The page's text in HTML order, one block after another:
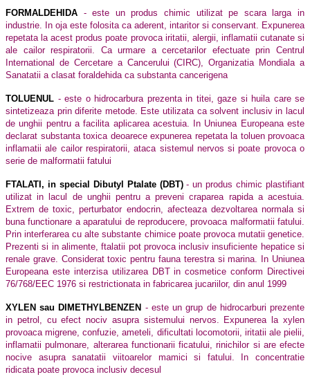
FORMALDEHIDA - este un produs chimic utilizat pe scara larga in
industrie. In oja este folosita ca aderent, intaritor si conservant. Expunerea
repetata la acest produs poate provoca iritatii, alergii, inflamatii cutanate si
ale cailor respiratorii. Ca urmare a cercetarilor efectuate prin Centrul
International de Cercetare a Cancerului (CIRC), Organizatia Mondiala a
Sanatatii a clasat foraldehida ca substanta cancerigena
TOLUENUL - este o hidrocarbura prezenta in titei, gaze si huila care se
sintetizeaza prin diferite metode. Este utilizata ca solvent inclusiv in lacul
de unghii pentru a facilita aplicarea acestuia. In Uniunea Europeana este
declarat substanta toxica deoarece expunerea repetata la toluen provoaca
inflamatii ale cailor respiratorii, ataca sistemul nervos si poate provoca o
serie de malformatii fatului
FTALATI, in special Dibutyl Ptalate (DBT)- un produs chimic plastifiant
utilizat in lacul de unghii pentru a preveni craparea rapida a acestuia.
Extrem de toxic, perturbator endocrin, afecteaza dezvoltarea normala si
buna functionare a aparatului de reproducere, provoaca malformatii fatului.
Prin interferarea cu alte substante chimice poate provoca mutatii genetice.
Prezenti si in alimente, ftalatii pot provoca inclusiv insuficiente hepatice si
renale grave. Considerat toxic pentru fauna terestra si marina. In Uniunea
Europeana este interzisa utilizarea DBT in cosmetice conform Directivei
76/768/EEC 1976 si restrictionata in fabricarea jucariilor, din anul 1999
XYLEN sau DIMETHYLBENZEN - este un grup de hidrocarburi prezente
in petrol, cu efect nociv asupra sistemului nervos. Expunerea la xylen
provoaca migrene, confuzie, ameteli, dificultati locomotorii, iritatii ale pielii,
inflamatii pulmonare, alterarea functionarii ficatului, rinichilor si are efecte
nocive asupra sanatatii viitoarelor mamici si fatului. In concentratie
ridicata poate provoca inclusiv decesul